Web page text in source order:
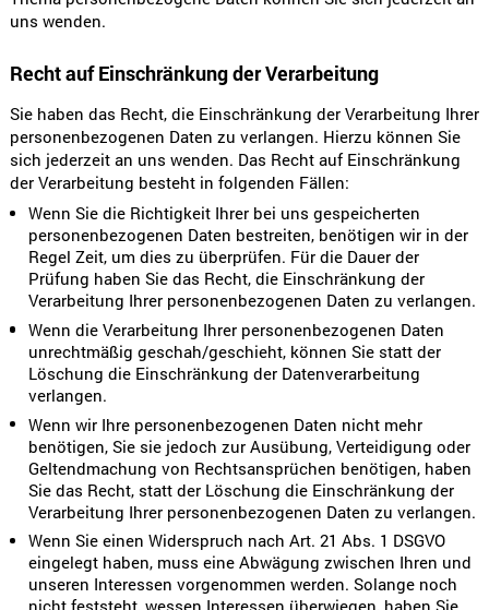
uns wenden.
Recht auf Einschränkung der Verarbeitung
Sie haben das Recht, die Einschränkung der Verarbeitung Ihrer
personenbezogenen Daten zu verlangen. Hierzu können Sie
sich jederzeit an uns wenden. Das Recht auf Einschränkung
der Verarbeitung besteht in folgenden Fällen:
Wenn Sie die Richtigkeit Ihrer bei uns gespeicherten
personenbezogenen Daten bestreiten, benötigen wir in der
Regel Zeit, um dies zu überprüfen. Für die Dauer der
Prüfung haben Sie das Recht, die Einschränkung der
Verarbeitung Ihrer personenbezogenen Daten zu verlangen.
Wenn die Verarbeitung Ihrer personenbezogenen Daten
unrechtmäßig geschah/geschieht, können Sie statt der
Löschung die Einschränkung der Datenverarbeitung
verlangen.
Wenn wir Ihre personenbezogenen Daten nicht mehr
benötigen, Sie sie jedoch zur Ausübung, Verteidigung oder
Geltendmachung von Rechtsansprüchen benötigen, haben
Sie das Recht, statt der Löschung die Einschränkung der
Verarbeitung Ihrer personenbezogenen Daten zu verlangen.
Wenn Sie einen Widerspruch nach Art. 21 Abs. 1 DSGVO
eingelegt haben, muss eine Abwägung zwischen Ihren und
unseren Interessen vorgenommen werden. Solange noch